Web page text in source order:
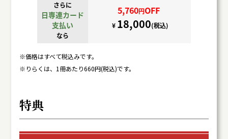
※価格はすべて税込みです。
※りらくは、1冊あたり660円(税込)です。
特典